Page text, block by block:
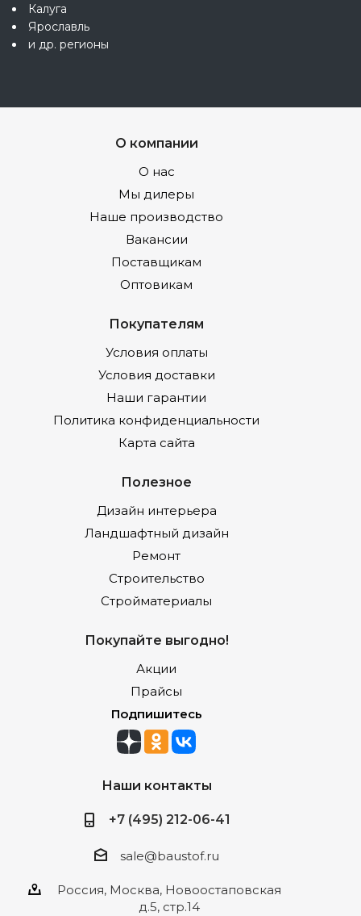
Калуга
Ярославль
и др. регионы
О компании
О нас
Мы дилеры
Наше производство
Вакансии
Поставщикам
Оптовикам
Покупателям
Условия оплаты
Условия доставки
Наши гарантии
Политика конфиденциальности
Карта сайта
Полезное
Дизайн интерьера
Ландшафтный дизайн
Ремонт
Строительство
Стройматериалы
Покупайте выгодно!
Акции
Прайсы
Подпишитесь
Наши контакты
+7 (495) 212-06-41
sale@baustof.ru
Россия, Москва, Новоостаповская
д.5, стр.14